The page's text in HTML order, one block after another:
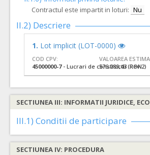
Contractul este impartit in loturi: Nu
II.2) Descriere
1. Lot implicit (LOT-0000)
COD CPV:
45000000-7- Lucrari de constructii (Rev.2)
VALOAREA
576.289,43 RON
III.1) Conditii de participare
SECTIUNEA IV: PROCEDURA